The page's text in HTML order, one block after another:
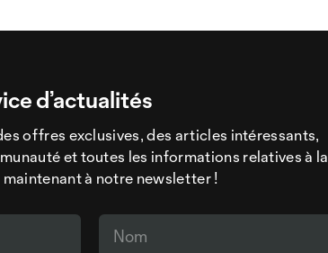
d’actualités
offres exclusives, des articles intéressants,
et toutes les informations relatives à la
à notre newsletter !